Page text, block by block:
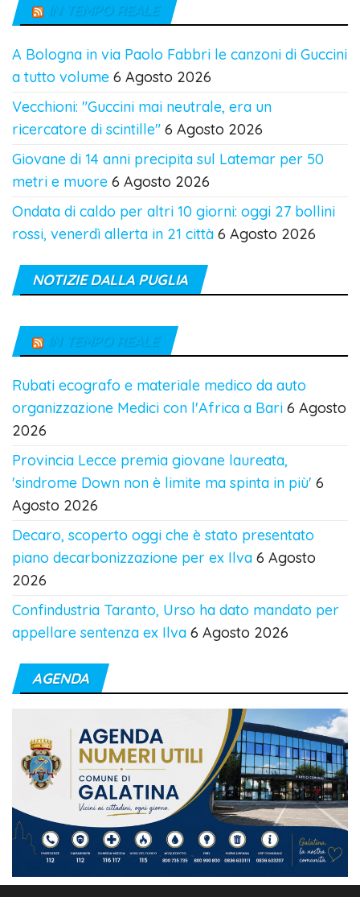
IN TEMPO REALE
A Bologna in via Paolo Fabbri le canzoni di Guccini
a tutto volume 6 Agosto 2026
Vecchioni: "Guccini mai neutrale, era un
ricercatore di scintille" 6 Agosto 2026
Giovane di 14 anni precipita sul Latemar per 50
metri e muore 6 Agosto 2026
Ondata di caldo per altri 10 giorni: oggi 27 bollini
rossi, venerdì allerta in 21 città 6 Agosto 2026
NOTIZIE DALLA PUGLIA
IN TEMPO REALE
Rubati ecografo e materiale medico da auto
organizzazione Medici con l'Africa a Bari 6 Agosto
2026
Provincia Lecce premia giovane laureata,
'sindrome Down non è limite ma spinta in più' 6
Agosto 2026
Decaro, scoperto oggi che è stato presentato
piano decarbonizzazione per ex Ilva 6 Agosto
2026
Confindustria Taranto, Urso ha dato mandato per
appellare sentenza ex Ilva 6 Agosto 2026
AGENDA